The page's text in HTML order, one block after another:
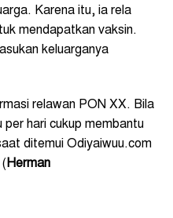
Karena itu, ia rela
mendapatkan vaksin.
keluarganya
relawan PON XX. Bila
per hari cukup membantu
ditemui Odiyaiwuu.com
Herman